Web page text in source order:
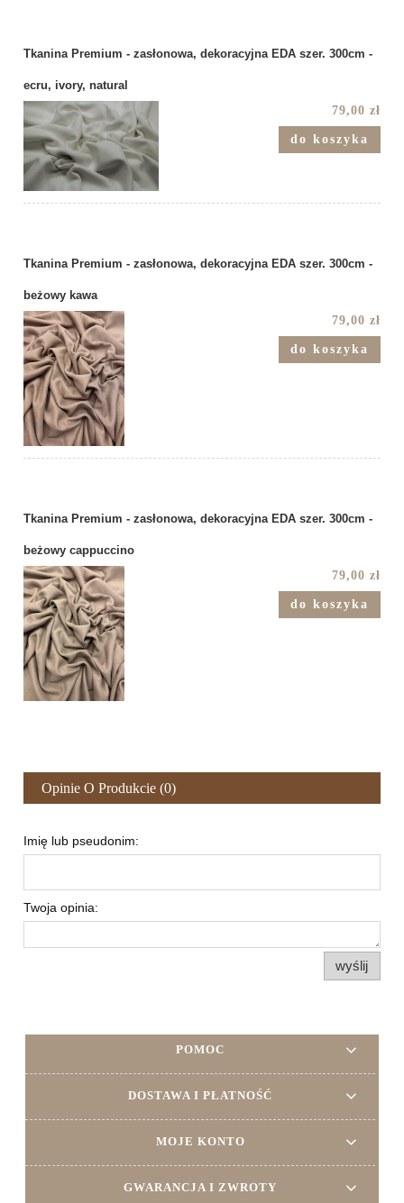
Tkanina Premium - zasłonowa, dekoracyjna EDA szer. 300cm -
ecru, ivory, natural
79,00 zł
do koszyka
Tkanina Premium - zasłonowa, dekoracyjna EDA szer. 300cm -
beżowy kawa
79,00 zł
do koszyka
Tkanina Premium - zasłonowa, dekoracyjna EDA szer. 300cm -
beżowy cappuccino
79,00 zł
do koszyka
Opinie O Produkcie (0)
Imię lub pseudonim:
Twoja opinia:
wyślij
POMOC
DOSTAWA I PŁATNOŚĆ
MOJE KONTO
GWARANCJA I ZWROTY